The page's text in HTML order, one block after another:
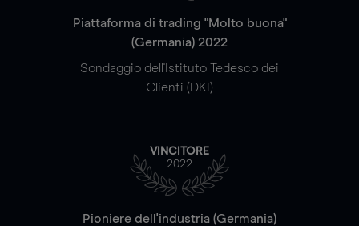
Piattaforma di trading "Molto buona"
(Germania) 2022
Sondaggio dell'Istituto Tedesco dei
Clienti (DKI)
VINCITORE
2022
Pioniere dell'industria (Germania)